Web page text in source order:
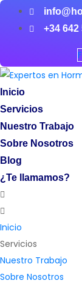
+34 642
Inicio
Servicios
Nuestro Trabajo
Sobre Nosotros
Blog
¿Te llamamos?
Inicio
Servicios
Nuestro Trabajo
Sobre Nosotros